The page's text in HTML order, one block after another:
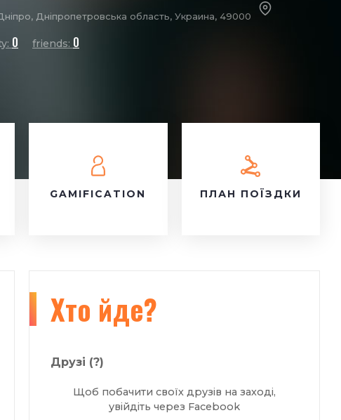
Дніпропетровська область, Украина, 49000
0 friends: 0
GAMIFICATION ПЛАН ПОЇЗДКИ
Хто йде?
Друзі (?)
Щоб побачити своїх друзів на заході,
увійдіть через Facebook